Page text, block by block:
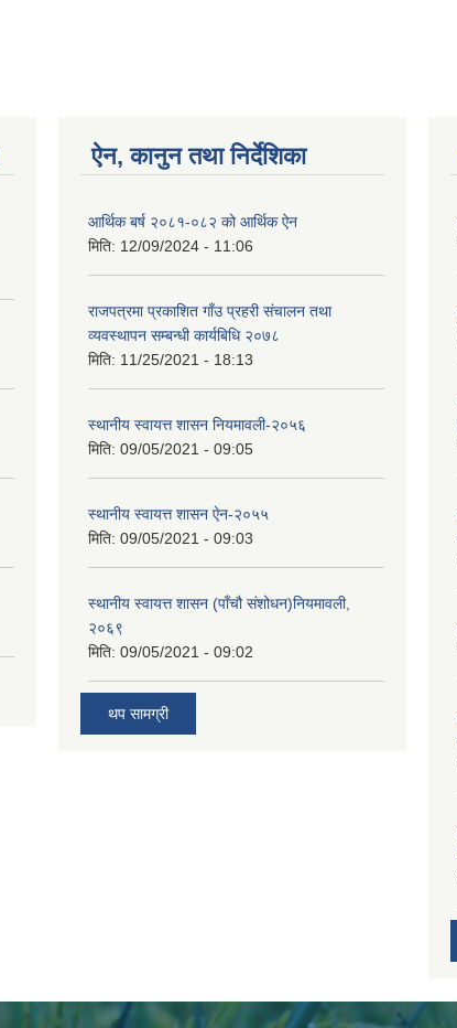
ऐन, कानुन तथा निर्देशिका
आर्थिक बर्ष २०८१-०८२ को आर्थिक ऐन
मिति: 12/09/2024 - 11:06
राजपत्रमा प्रकाशित गाँउ प्रहरी संचालन तथा
व्यवस्थापन सम्बन्धी कार्यबिधि २०७८
मिति: 11/25/2021 - 18:13
स्थानीय स्वायत्त शासन नियमावली-२०५६
मिति: 09/05/2021 - 09:05
स्थानीय स्वायत्त शासन ए‍ेन-२०५५
मिति: 09/05/2021 - 09:03
स्थानीय स्वायत्त शासन (पाँचौ संशोधन)नियमावली,
२०६९
मिति: 09/05/2021 - 09:02
थप सामग्री